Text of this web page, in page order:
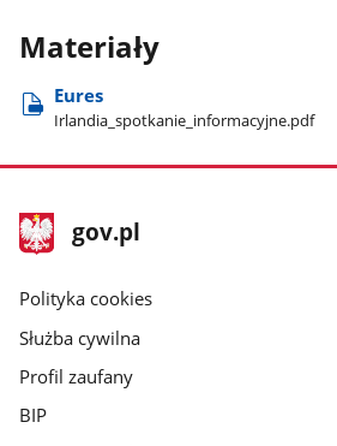
Materiały
Eures
Irlandia​_spotkanie​_informacyjne.pdf
stopka
gov.pl
Strona
gov.pl
gov.pl
Polityka cookies
Służba cywilna
Profil zaufany
BIP